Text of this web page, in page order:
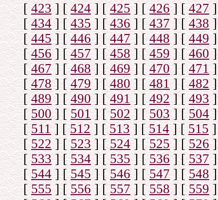
[423] [424] [ 425] [426] [427]
[434] [435] [436] [437] [438]
[445] [446] [447] [448] [449]
[456] [457] [458] [459] [460]
[467] [468] [469] [470] [471]
[478] [479] [480] [481] [482]
[489] [490] [491] [492] [493]
[500] [501] [502] [503] [504]
[511] [512] [513] [514] [515]
[522] [523] [524] [525] [526]
[533] [534] [535] [536] [537]
[544] [545] [546] [547] [ 548]
[555] [556] [557] [558] [559]